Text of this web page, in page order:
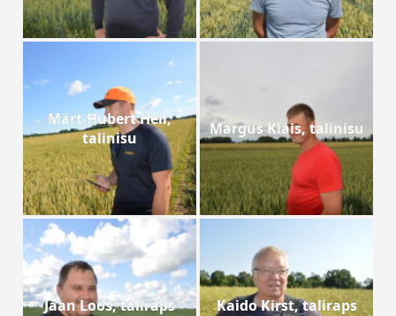
Märt-Hubert Heil,
talinisu
Margus Klais, talinisu
Jaan Loos, taliraps Kaido Kirst, taliraps